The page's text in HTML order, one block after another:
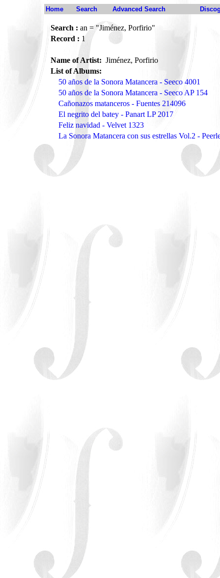
Home Search Advanced Search
Search : an = "Jiménez, Porfirio"
Record : 1
Name of Artist: Jiménez, Porfirio
List of Albums:
50 años de la Sonora Matancera - Seeco 4001
50 años de la Sonora Matancera - Seeco AP 154
Cañonazos matanceros - Fuentes 214096
El negrito del batey - Panart LP 2017
Feliz navidad - Velvet 1323
La Sonora Matancera con sus estrellas Vol.2 -